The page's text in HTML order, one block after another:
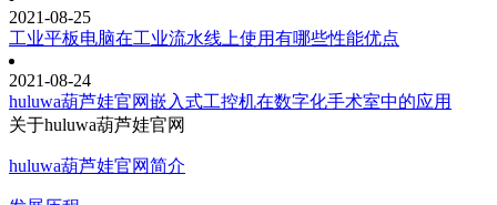
2021-08-25
工业平板电脑在工业流水线上使用有哪些性能优点
2021-08-24
huluwa葫芦娃官网嵌入式工控机在数字化手术室中的应用
关于huluwa葫芦娃官网
huluwa葫芦娃官网简介